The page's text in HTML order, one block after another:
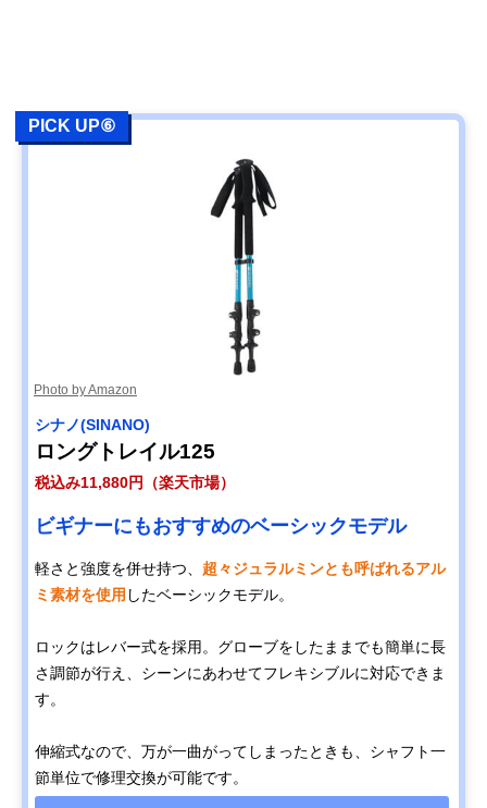
PICK UP⑥
Photo by Amazon
シナノ(SINANO)
ロングトレイル125
税込み11,880円（楽天市場）
ビギナーにもおすすめのベーシックモデル
軽さと強度を併せ持つ、 超々ジュラルミンとも呼ばれるアル
ミ素材を使用 したベーシックモデル。
ロックはレバー式を採用。グローブをしたままでも簡単に長
さ調節が行え、シーンにあわせてフレキシブルに対応できま
す。
伸縮式なので、万が一曲がってしまったときも、シャフト一
節単位で修理交換が可能です。